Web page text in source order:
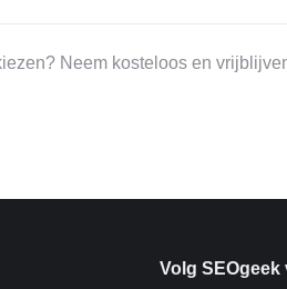
Neem kosteloos en
Volg SEOgeek